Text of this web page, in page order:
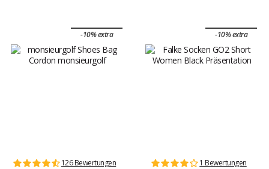
-10% extra
126 Bewertungen
-10% extra
1 Bewertungen